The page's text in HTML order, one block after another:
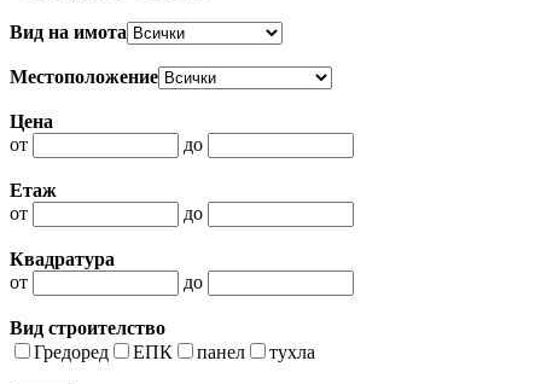
Вид на имота
Местоположение
Цена
от
до
Етаж
от
до
Квадратура
от
до
Вид строителство
Гредоред
ЕПК панел тухла